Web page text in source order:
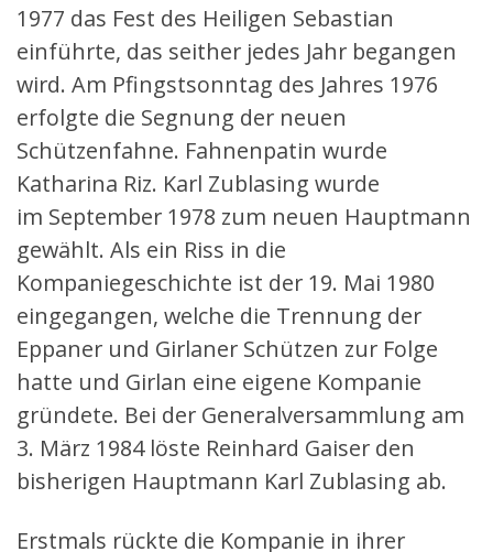
1977 das Fest des Heiligen Sebastian
einführte, das seither jedes Jahr begangen
wird. Am Pfingstsonntag des Jahres 1976
erfolgte die Segnung der neuen
Schützenfahne. Fahnenpatin wurde
Katharina Riz. Karl Zublasing wurde
im September 1978 zum neuen Hauptmann
gewählt. Als ein Riss in die
Kompaniegeschichte ist der 19. Mai 1980
eingegangen, welche die Trennung der
Eppaner und Girlaner Schützen zur Folge
hatte und Girlan eine eigene Kompanie
gründete. Bei der Generalversammlung am
3. März 1984 löste Reinhard Gaiser den
bisherigen Hauptmann Karl Zublasing ab.
Erstmals rückte die Kompanie in ihrer